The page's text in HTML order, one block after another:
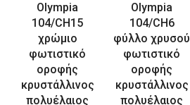
Olympia
104/CH15
χρώμιο
φωτιστικό
οροφής
κρυστάλλινος
πολυέλαιος
Olympia
104/CH6
φύλλο χρυσού
φωτιστικό
οροφής
κρυστάλλινος
πολυέλαιος